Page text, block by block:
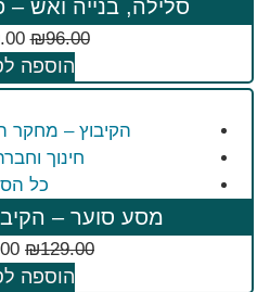
סלילה, בנייה ואש –
₪96.00
הוספה
הקיבוץ – מחקר
חינוך
כל
מסע סוער – הקיבוץ 1932
₪129.00
הוספה